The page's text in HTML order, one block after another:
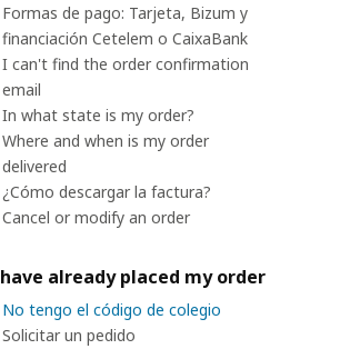
Formas de pago: Tarjeta, Bizum y
financiación Cetelem o CaixaBank
I can't find the order confirmation
email
In what state is my order?
Where and when is my order
delivered
¿Cómo descargar la factura?
Cancel or modify an order
already placed my order
No tengo el código de colegio
Solicitar un pedido